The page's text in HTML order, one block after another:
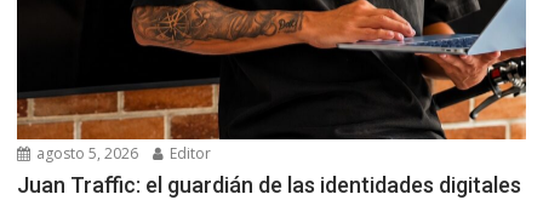
agosto 5, 2026 Editor
Juan Traffic: el guardián de las identidades digitales